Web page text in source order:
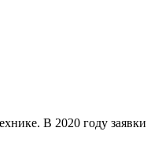
В 2020 году заявки